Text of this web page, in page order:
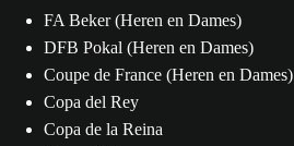
FA Beker (Heren en Dames)
DFB Pokal (Heren en Dames)
Coupe de France (Heren en Dames)
Copa del Rey
Copa de la Reina